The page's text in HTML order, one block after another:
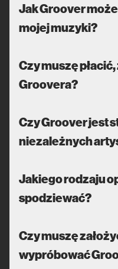
Jak Groover
mojej muzyki?
Czy muszę
Groovera?
Czy Groover jest
niezależnych
Jakiego rodzaju
spodziewać?
Czy muszę
wypróbować